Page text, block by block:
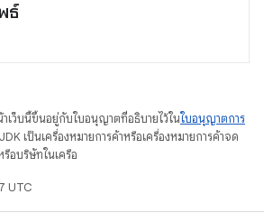
ธ์
าเว็บนี้ขึ้นอยู่กับใบอนุญาตที่อธิบายไว้ในใบอนุญาตการ
เป็นเครื่องหมายการค้าหรือเครื่องหมายการค้าจด
อบริษัทในเครือ
UTC